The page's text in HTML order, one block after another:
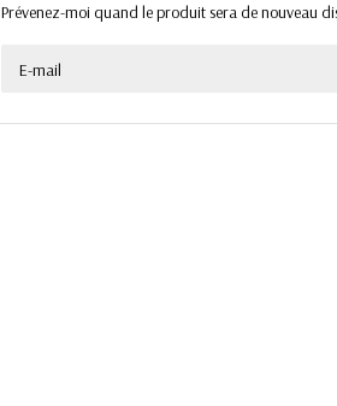
Prévenez-moi quand le produit sera de nouveau